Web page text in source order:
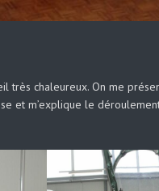
très chaleureux. On me
et m’explique le